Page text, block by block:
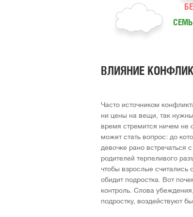
ВЛИЯНИЕ
Часто источником
ни цены на вещи, так
время стремится ничем не
может стать вопрос: до
девочке рано встречаться
родителей терпеливого
чтобы взрослые считались
обидит подростка. Вот
контроль. Слова
подростку, воздействуют